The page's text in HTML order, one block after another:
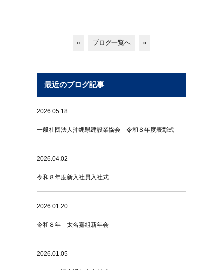
« ブログ一覧へ »
最近のブログ記事
2026.05.18
一般社団法人沖縄県建設業協会 令和８年度表彰式
2026.04.02
令和８年度新入社員入社式
2026.01.20
令和８年 太名嘉組新年会
2026.01.05